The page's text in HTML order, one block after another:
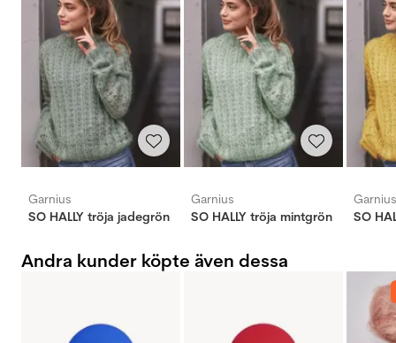
Garnius
SO HALLY tröja jadegrön
Garnius
SO HALLY tröja mintgrön
Garnius
SO
Andra kunder köpte även dessa